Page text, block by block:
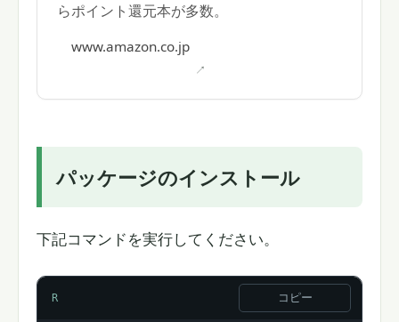
らポイント還元本が多数。
www.amazon.co.jp
パッケージのインストール
下記コマンドを実行してください。
R コピー